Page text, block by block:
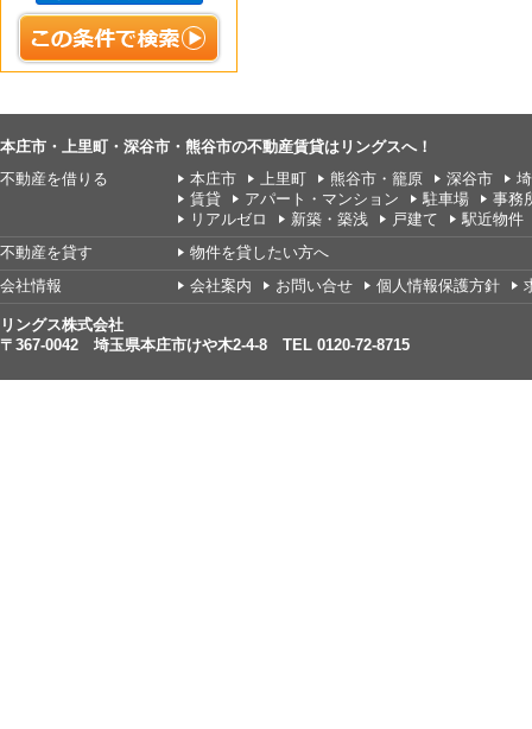
本庄市・上里町・深谷市・熊谷市の不動産賃貸はリングスへ！
不動産を借りる
本庄市 上里町 熊谷市・籠原 深谷市
賃貸
アパート・マンション 駐車場
事務
リアルゼロ
新築・築浅 戸建て
駅近物件
不動産を貸す
物件を貸したい方へ
会社情報
会社案内 お問い合せ 個人情報保護方針
リングス株式会社
〒367-0042 埼玉県本庄市けや木2-4-8 TEL 0120-72-8715